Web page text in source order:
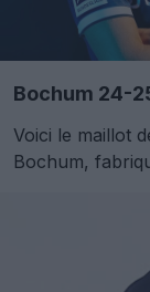
Bochum 24-
Voici le maillot
Bochum,